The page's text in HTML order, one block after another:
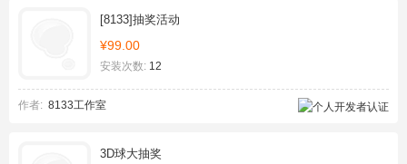
[8133]抽奖活动
¥99.00
安装次数: 12
作者: 8133工作室
3D球大抽奖